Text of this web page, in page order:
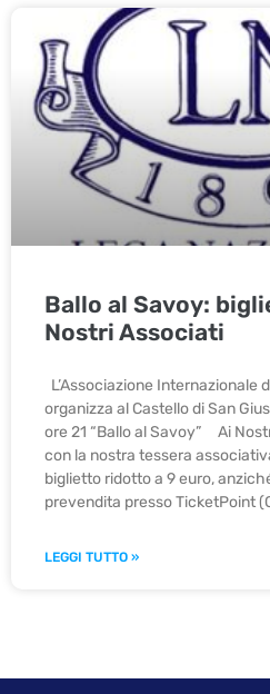
Ballo al Savoy:
Nostri Associati
L’Associazione Internazionale
organizza al Castello di San
ore 21 “Ballo al Savoy” Ai
con la nostra tessera
biglietto ridotto a 9 euro,
prevendita presso TicketPoint
LEGGI TUTTO »